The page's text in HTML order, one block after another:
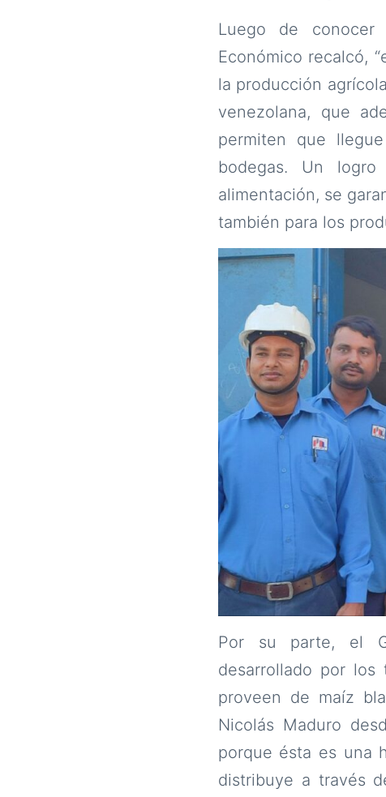
Luego de
Económico recalcó,
la producción
venezolana, que
permiten que
bodegas. Un
alimentación, se
también para los
Por su parte, el
desarrollado por los
proveen de maíz
Nicolás Maduro
porque ésta es una
distribuye a través